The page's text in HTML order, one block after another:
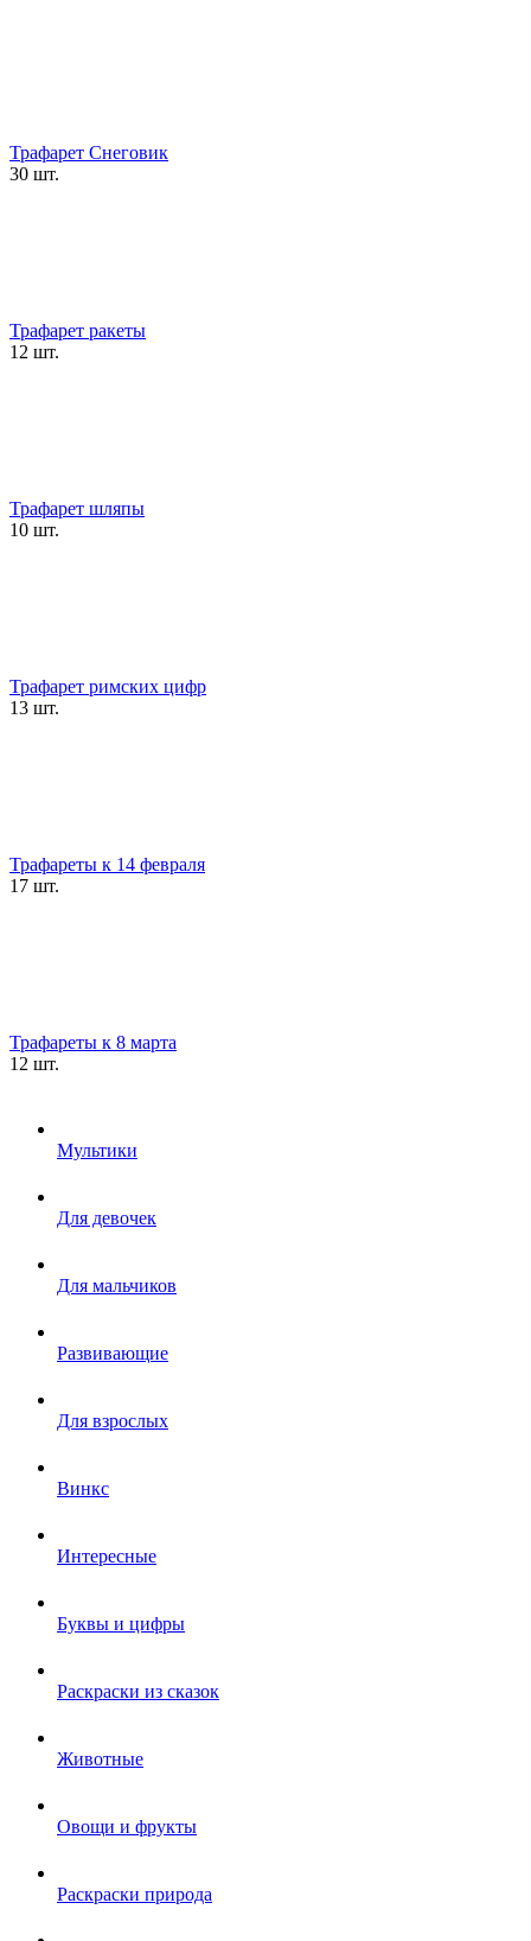
Трафарет Снеговик
30 шт.
Трафарет ракеты
12 шт.
Трафарет шляпы
10 шт.
Трафарет римских цифр
13 шт.
Трафареты к 14 февраля
17 шт.
Трафареты к 8 марта
12 шт.
Мультики
Для девочек
Для мальчиков
Развивающие
Для взрослых
Винкс
Интересные
Буквы и цифры
Раскраски из сказок
Животные
Овощи и фрукты
Раскраски природа